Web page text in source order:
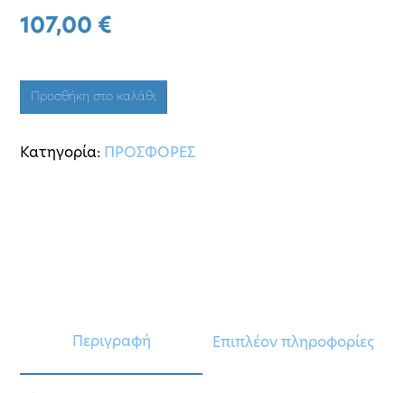
107,00 €
Προσθήκη στο καλάθι
Κατηγορία: ΠΡΟΣΦΟΡΕΣ
Περιγραφή Επιπλέον πληροφορίες